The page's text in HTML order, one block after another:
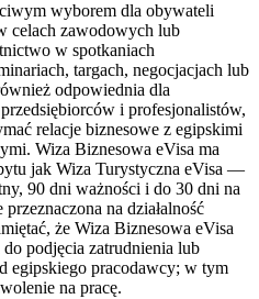
wyborem dla obywateli
celach zawodowych lub
w spotkaniach
targach, negocjacjach lub
odpowiednia dla
i profesjonalistów,
relacje biznesowe z egipskimi
Wiza Biznesowa eVisa ma
jak Wiza Turystyczna eVisa —
90 dni ważności i do 30 dni na
na działalność
że Wiza Biznesowa eVisa
podjęcia zatrudnienia lub
egipskiego pracodawcy; w tym
na pracę.